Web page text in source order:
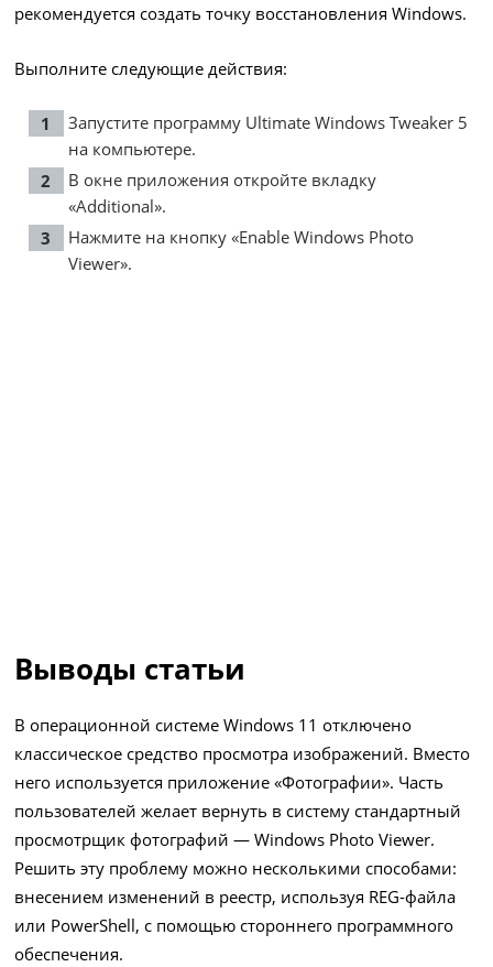
рекомендуется создать точку восстановления Windows.
Выполните следующие действия:
Запустите программу Ultimate Windows Tweaker 5
на компьютере.
В окне приложения откройте вкладку
«Additional».
Нажмите на кнопку «Enable Windows Photo
Viewer».
Выводы статьи
В операционной системе Windows 11 отключено
классическое средство просмотра изображений. Вместо
него используется приложение «Фотографии». Часть
пользователей желает вернуть в систему стандартный
просмотрщик фотографий — Windows Photo Viewer.
Решить эту проблему можно несколькими способами:
внесением изменений в реестр, используя REG-файла
или PowerShell, с помощью стороннего программного
обеспечения.